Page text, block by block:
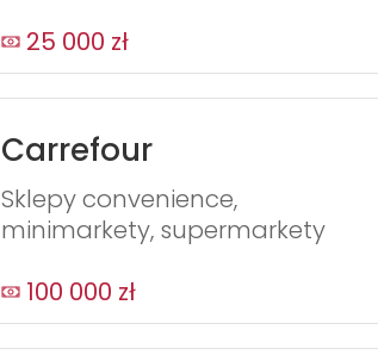
25 000 zł
Carrefour
Sklepy convenience,
minimarkety, supermarkety
100 000 zł